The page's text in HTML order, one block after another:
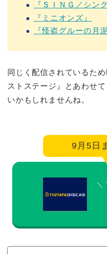
『ＳＩＮＧ／シング
『ミニオンズ』
『怪盗グルーの月
同じく配信されているた
ストステージ』とあわせ
いかもしれませんね。
9月5日
＼